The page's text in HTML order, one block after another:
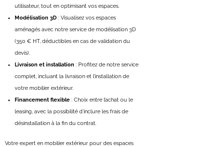
utilisateur, tout en optimisant vos espaces.
Modélisation 3D : Visualisez vos espaces
aménagés avec notre service de modélisation 3D
(350 € HT, déductibles en cas de validation du
devis).
Livraison et installation : Profitez de notre service
complet, incluant la livraison et l’installation de
votre mobilier extérieur.
Financement flexible : Choix entre l’achat ou le
leasing, avec la possibilité d’inclure les frais de
désinstallation à la fin du contrat.
Votre expert en mobilier extérieur pour des espaces